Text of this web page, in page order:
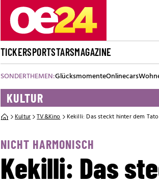
TICKERSPORTSTARSMAGAZINE
SONDERTHEMEN:GlücksmomenteOnlinecars
KULTUR
Kultur TV&Kino Kekilli: Das steckt hinter dem
NICHT HARMONISCH
Kekilli: Das